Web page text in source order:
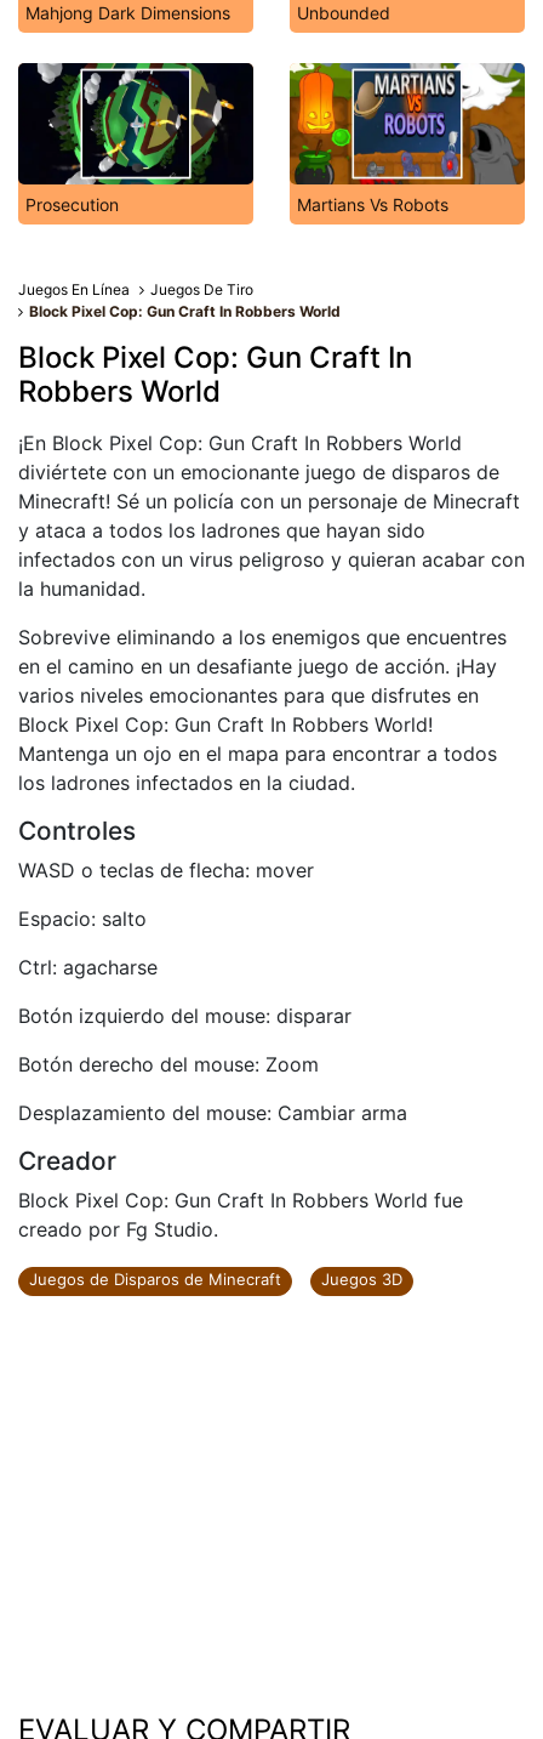
Mahjong Dark Dimensions Unbounded
Prosecution Martians Vs Robots
Juegos En Línea
Juegos De Tiro
Block Pixel Cop: Gun Craft In Robbers World
Block Pixel Cop: Gun Craft In
Robbers World
¡En Block Pixel Cop: Gun Craft In Robbers World
diviértete con un emocionante juego de disparos de
Minecraft! Sé un policía con un personaje de Minecraft
y ataca a todos los ladrones que hayan sido
infectados con un virus peligroso y quieran acabar con
la humanidad.
Sobrevive eliminando a los enemigos que encuentres
en el camino en un desafiante juego de acción. ¡Hay
varios niveles emocionantes para que disfrutes en
Block Pixel Cop: Gun Craft In Robbers World!
Mantenga un ojo en el mapa para encontrar a todos
los ladrones infectados en la ciudad.
Controles
WASD o teclas de flecha: mover
Espacio: salto
Ctrl: agacharse
Botón izquierdo del mouse: disparar
Botón derecho del mouse: Zoom
Desplazamiento del mouse: Cambiar arma
Creador
Block Pixel Cop: Gun Craft In Robbers World fue
creado por Fg Studio.
Juegos de Disparos de Minecraft Juegos 3D
EVALUAR Y COMPARTIR